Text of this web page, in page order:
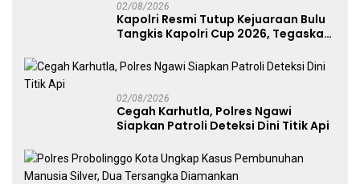
02/08/2026
Kapolri Resmi Tutup Kejuaraan Bulu
Tangkis Kapolri Cup 2026, Tegaskan
Atlet Nasional
02/08/2026
Cegah Karhutla, Polres Ngawi
Siapkan Patroli Deteksi Dini Titik Api